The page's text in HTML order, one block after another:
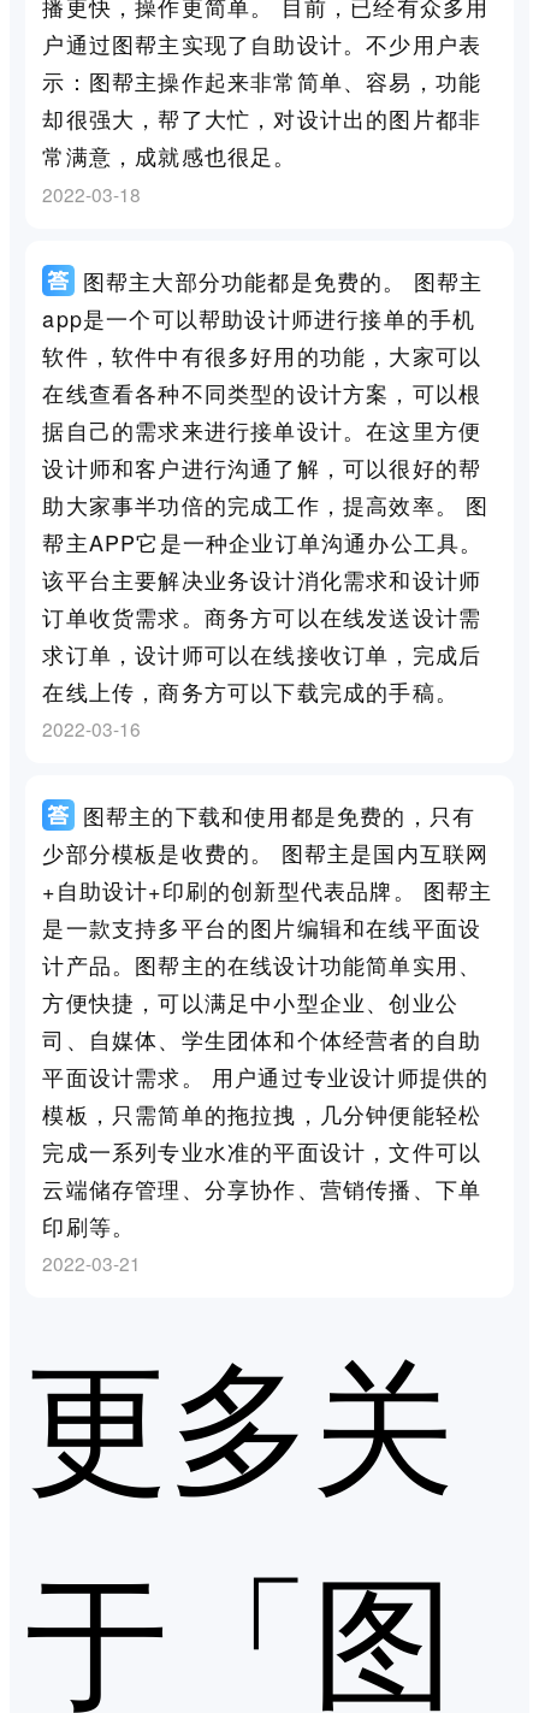
播更快，操作更简单。 目前，已经有众多用
户通过图帮主实现了自助设计。不少用户表
示：图帮主操作起来非常简单、容易，功能
却很强大，帮了大忙，对设计出的图片都非
常满意，成就感也很足。
2022-03-18
图帮主大部分功能都是免费的。 图帮主
app是一个可以帮助设计师进行接单的手机
软件，软件中有很多好用的功能，大家可以
在线查看各种不同类型的设计方案，可以根
据自己的需求来进行接单设计。在这里方便
设计师和客户进行沟通了解，可以很好的帮
助大家事半功倍的完成工作，提高效率。 图
帮主APP它是一种企业订单沟通办公工具。
该平台主要解决业务设计消化需求和设计师
订单收货需求。商务方可以在线发送设计需
求订单，设计师可以在线接收订单，完成后
在线上传，商务方可以下载完成的手稿。
2022-03-16
图帮主的下载和使用都是免费的，只有
少部分模板是收费的。 图帮主是国内互联网
+自助设计+印刷的创新型代表品牌。 图帮主
是一款支持多平台的图片编辑和在线平面设
计产品。图帮主的在线设计功能简单实用、
方便快捷，可以满足中小型企业、创业公
司、自媒体、学生团体和个体经营者的自助
平面设计需求。 用户通过专业设计师提供的
模板，只需简单的拖拉拽，几分钟便能轻松
完成一系列专业水准的平面设计，文件可以
云端储存管理、分享协作、营销传播、下单
印刷等。
2022-03-21
更多关
于「图